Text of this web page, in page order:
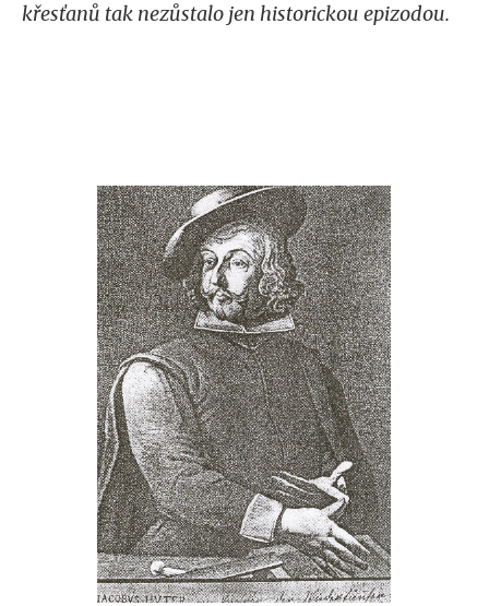
křesťanů tak nezůstalo jen historickou epizodou.